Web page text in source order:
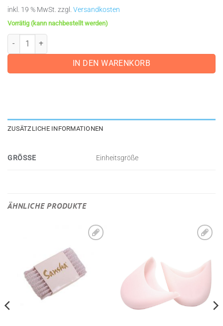
inkl. 19 % MwSt. zzgl. Versandkosten
Vorrätig (kann nachbestellt werden)
Sansha Schaumstoff-Pad Menge
IN DEN WARENKORB
ZUSÄTZLICHE INFORMATIONEN
GRÖSSE Einheitsgröße
ÄHNLICHE PRODUKTE
Wunschliste
hinzufügen
hinzufügen